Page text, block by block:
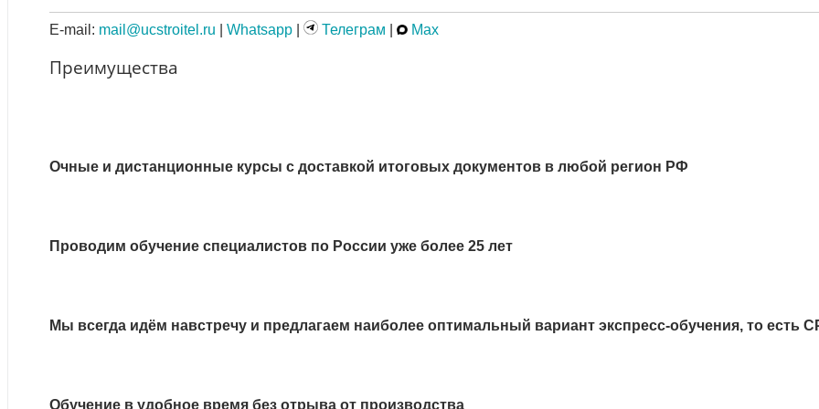
E-mail: mail@ucstroitel.ru Whatsapp Телеграм Max
Преимущества
Очные и дистанционные курсы с доставкой итоговых документов в любой регион РФ
Проводим обучение специалистов по России уже более 25 лет
Мы всегда идём навстречу и предлагаем наиболее оптимальный вариант экспресс-обучения, то есть
Обучение в удобное время без отрыва от производства